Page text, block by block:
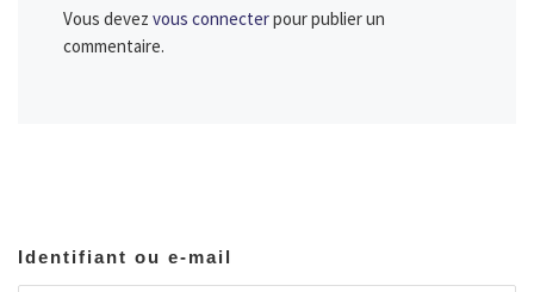
Vous devez vous connecterpour publier un
commentaire.
Identifiant ou e-mail